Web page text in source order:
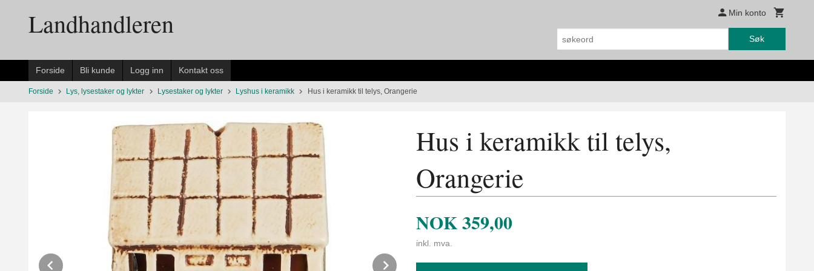
innholdetLandhandleren Min konto
Søk
Forside Bli kunde Logg inn Kontakt oss
Forside Lys, lysestaker og lykter Lysestaker og lykter Lyshus i keramikk Hus i keramikk til telys, Orangerie
Next
Hus i keramikk til telys,
Orangerie
NOK359,00
inkl. mva.